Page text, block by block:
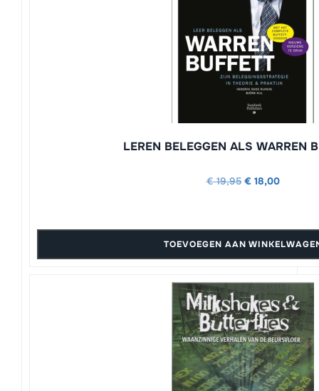
LEREN BELEGGEN ALS WARREN
€19,95 Oorspronkelijke
€ 19,95.
€18,00Huidige
€ 18,00.
TOEVOEGEN AAN